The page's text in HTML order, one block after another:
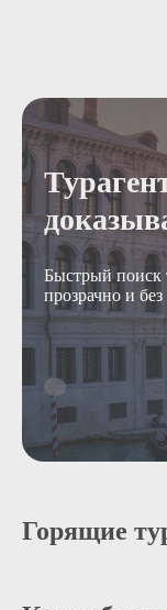
Быстрый поиск
прозрачно и
Горящие